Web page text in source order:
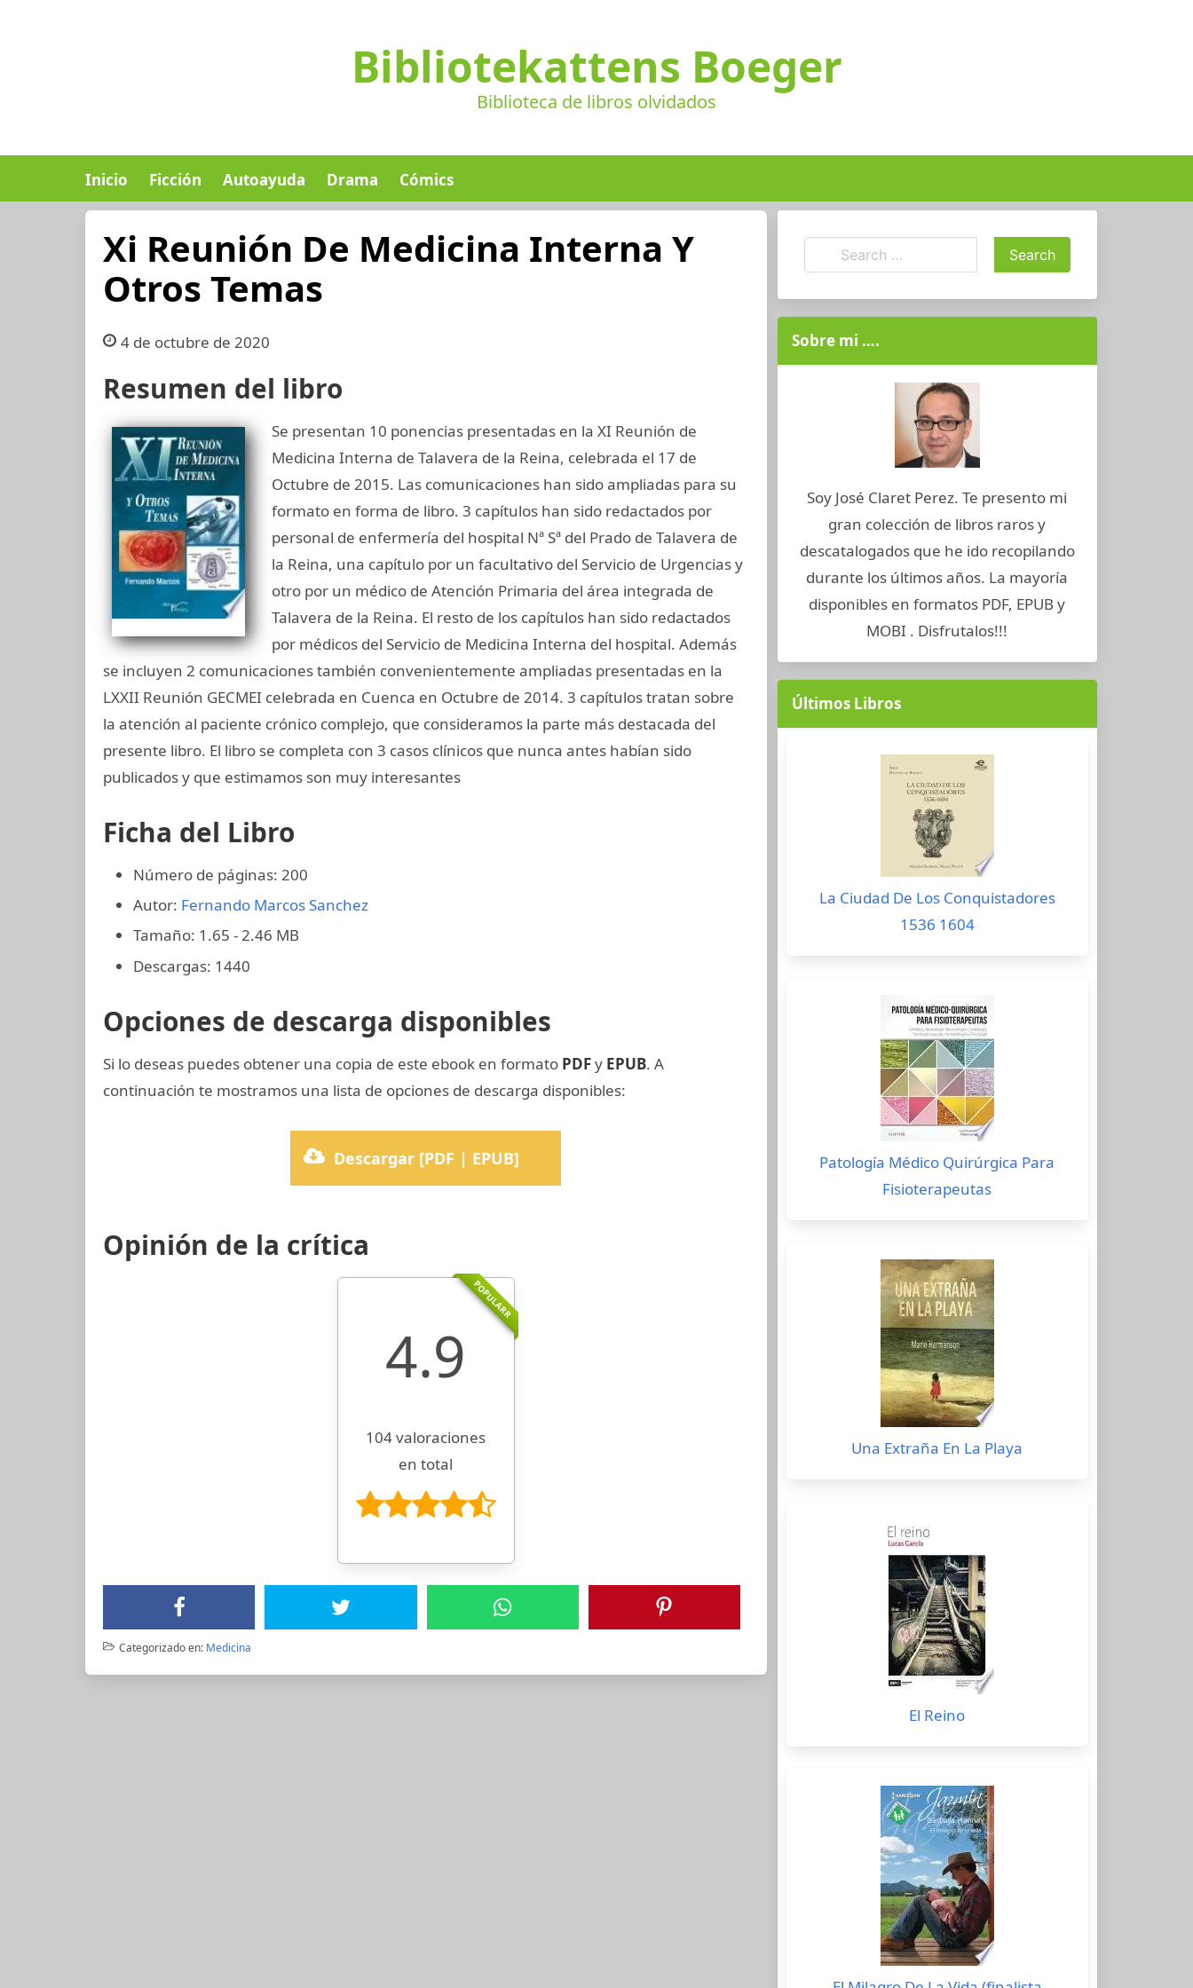
Bibliotekattens Boeger
Biblioteca de libros olvidados
Inicio Ficción Autoayuda Drama Cómics
Xi Reunión De Medicina Interna Y
Otros Temas
4 de octubre de 2020
Resumen del libro
Se presentan 10 ponencias presentadas en la XI Reunión de
Medicina Interna de Talavera de la Reina, celebrada el 17 de
Octubre de 2015. Las comunicaciones han sido ampliadas para su
formato en forma de libro. 3 capítulos han sido redactados por
personal de enfermería del hospital Nª Sª del Prado de Talavera de
la Reina, una capítulo por un facultativo del Servicio de Urgencias y
otro por un médico de Atención Primaria del área integrada de
Talavera de la Reina. El resto de los capítulos han sido redactados
por médicos del Servicio de Medicina Interna del hospital. Además
se incluyen 2 comunicaciones también convenientemente ampliadas presentadas en la
LXXII Reunión GECMEI celebrada en Cuenca en Octubre de 2014. 3 capítulos tratan sobre
la atención al paciente crónico complejo, que consideramos la parte más destacada del
presente libro. El libro se completa con 3 casos clínicos que nunca antes habían sido
publicados y que estimamos son muy interesantes
Ficha del Libro
Número de páginas: 200
Autor: Fernando Marcos Sanchez
Tamaño: 1.65 - 2.46 MB
Descargas: 1440
Opciones de descarga disponibles
Si lo deseas puedes obtener una copia de este ebook en formato PDFy EPUB. A
continuación te mostramos una lista de opciones de descarga disponibles:
Descargar [PDF | EPUB]
Opinión de la crítica
POPULARR
4.9
104 valoraciones
en total
Categorizado en: Medicina
Sobre mi ….
Soy José Claret Perez. Te presento mi
gran colección de libros raros y
descatalogados que he ido recopilando
durante los últimos años. La mayoría
disponibles en formatos PDF, EPUB y
MOBI . Disfrutalos!!!
Últimos Libros
La Ciudad De Los Conquistadores
1536 1604
Patología Médico Quirúrgica Para
Fisioterapeutas
Una Extraña En La Playa
El Reino